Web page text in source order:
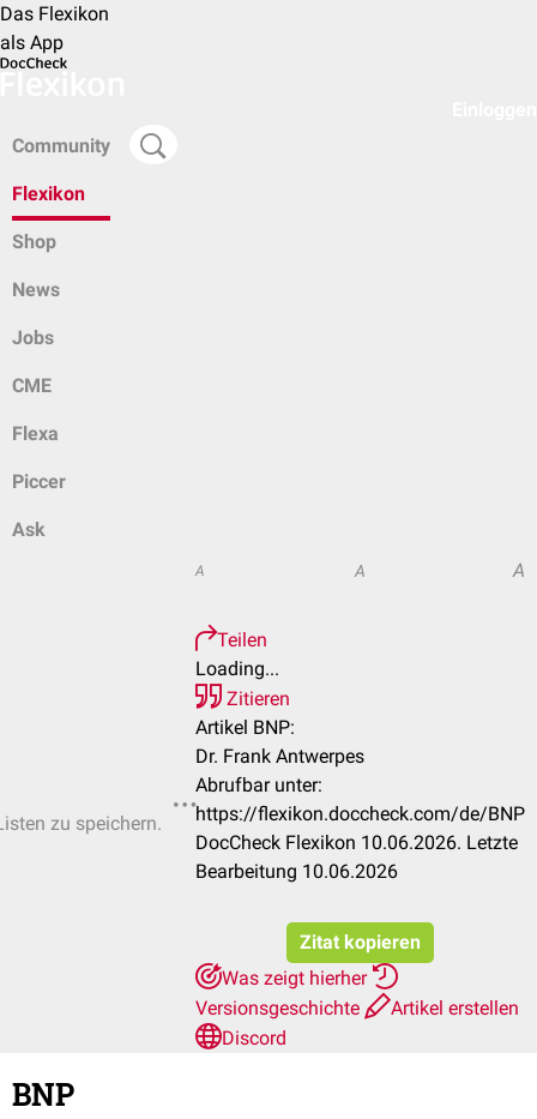
Das Flexikon
als App
Community
Flexikon
Shop
News
Jobs
CME
Flexa
Piccer
Ask
zu speichern.
A A A
Teilen
Loading...
Zitieren
Artikel BNP:
Dr. Frank Antwerpes
Abrufbar unter:
https://flexikon.doccheck.com/de/BNP
DocCheck Flexikon 10.06.2026. Letzte
Bearbeitung 10.06.2026
Zitat kopieren
Was zeigt hierher
Versionsgeschichte
Artikel erstellen
Discord
BNP